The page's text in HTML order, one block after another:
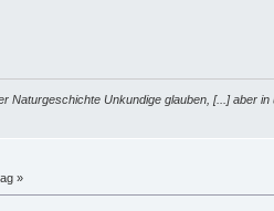
Naturgeschichte Unkundige glauben, [...] aber
»